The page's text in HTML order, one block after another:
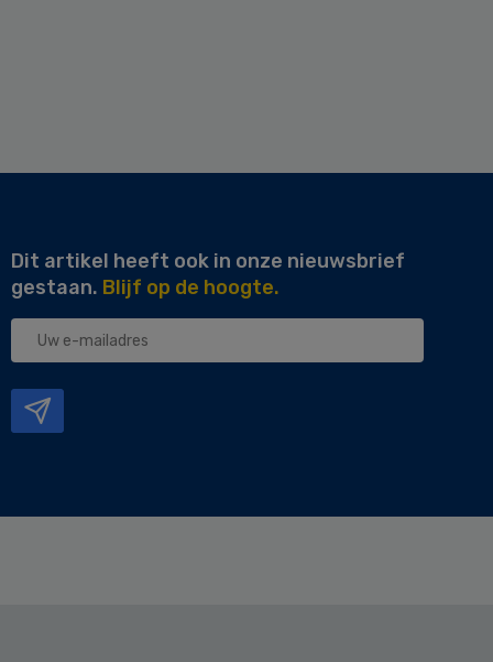
Dit artikel heeft ook in onze nieuwsbrief
gestaan. Blijf op de hoogte.
Uw